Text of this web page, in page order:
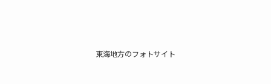
東海地方のフォトサイト